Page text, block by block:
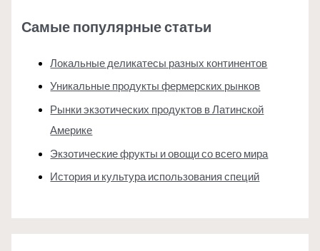
Самые популярные статьи
Локальные деликатесы разных континентов
Уникальные продукты фермерских рынков
Рынки экзотических продуктов в Латинской
Америке
Экзотические фрукты и овощи со всего мира
История и культура использования специй